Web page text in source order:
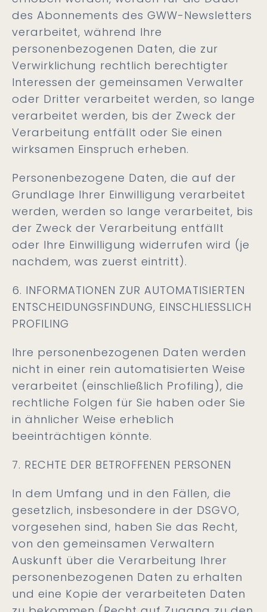
des Abonnements des GWW-Newsletters
verarbeitet, während Ihre
personenbezogenen Daten, die zur
Verwirklichung rechtlich berechtigter
Interessen der gemeinsamen Verwalter
oder Dritter verarbeitet werden, so lange
verarbeitet werden, bis der Zweck der
Verarbeitung entfällt oder Sie einen
wirksamen Einspruch erheben.
Personenbezogene Daten, die auf der
Grundlage Ihrer Einwilligung verarbeitet
werden, werden so lange verarbeitet, bis
der Zweck der Verarbeitung entfällt
oder Ihre Einwilligung widerrufen wird (je
nachdem, was zuerst eintritt).
6. INFORMATIONEN ZUR AUTOMATISIERTEN
ENTSCHEIDUNGSFINDUNG, EINSCHLIESSLICH
PROFILING
Ihre personenbezogenen Daten werden
nicht in einer rein automatisierten Weise
verarbeitet (einschließlich Profiling), die
rechtliche Folgen für Sie haben oder Sie
in ähnlicher Weise erheblich
beeinträchtigen könnte.
7. RECHTE DER BETROFFENEN PERSONEN
In dem Umfang und in den Fällen, die
gesetzlich, insbesondere in der DSGVO,
vorgesehen sind, haben Sie das Recht,
von den gemeinsamen Verwaltern
Auskunft über die Verarbeitung Ihrer
personenbezogenen Daten zu erhalten
und eine Kopie der verarbeiteten Daten